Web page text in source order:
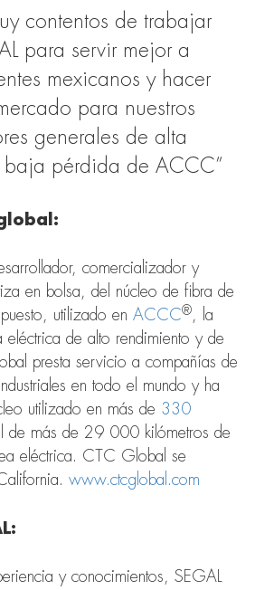
contentos de trabajar
para servir mejor a
mexicanos y hacer
para nuestros
generales de alta
pérdida de ACCC”
comercializador y
en bolsa, del núcleo de fibra de
utilizado en ACCC® , la
eléctrica de alto rendimiento y de
presta servicio a compañías de
en todo el mundo y ha
utilizado en más de 330
de más de 29 000 kilómetros de
eléctrica. CTC Global se
www.ctcglobal.com
y conocimientos, SEGAL